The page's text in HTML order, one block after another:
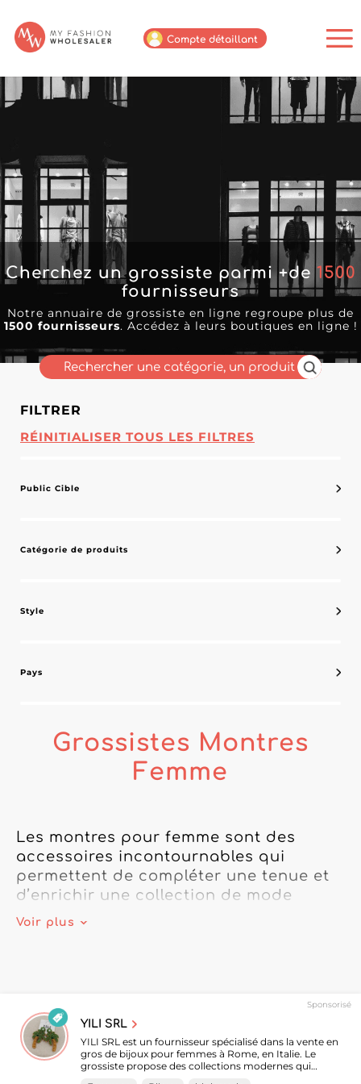
Compte détaillant
Cherchez un grossiste parmi +de1500
fournisseurs
Notre annuaire de grossiste en ligne regroupe plus de
1500 fournisseurs. Accédez à leurs boutiques en ligne !
FILTRER
RÉINITIALISER TOUS LES FILTRES
Public Cible
Catégorie de produits
Style
Pays
Grossistes Montres
Femme
Les montres pour femme sont des
accessoires incontournables qui
permettent de compléter une tenue et
d’enrichir une collection de mode
féminine. Montres classiques,
Sur My Fashion Wholesaler, retrouvez
plus de 40 fournisseurs spécialisés
dans les montres pour femme. Cette
Voir plus
Sponsorisé
YILI SRL
YILI SRL est un fournisseur spécialisé dans la vente en
gros de bijoux pour femmes à Rome, en Italie. Le
grossiste propose des collections modernes qui